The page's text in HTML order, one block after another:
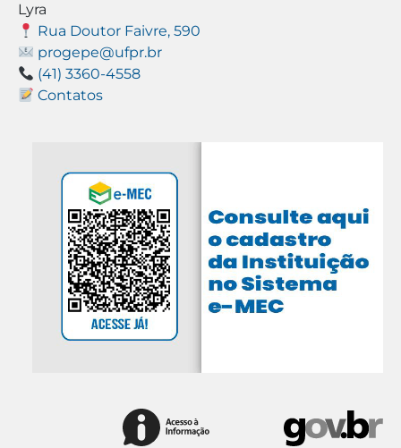
Lyra
Rua Doutor Faivre, 590
progepe@ufpr.br
(41) 3360-4558
Contatos